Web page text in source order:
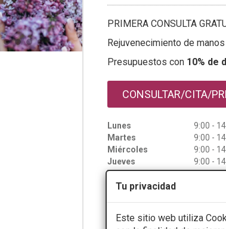
Tu privacidad
Este sitio web utiliza
PRIMERA CONSULTA
Rejuvenecimiento de manos
Presupuestos con 10% de
CONSULTAR/CITA/
Lunes
9:00 -
Martes
9:00 -
Miércoles
9:00 -
Jueves
9:00 -
Viernes
9:00 -
Más información